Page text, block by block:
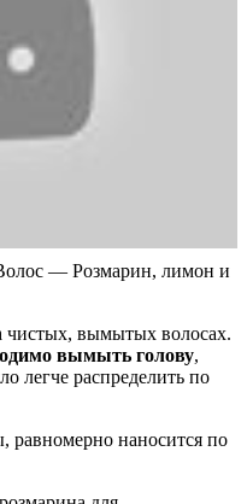
— Розмарин, лимон и
чистых, вымытых волосах.
вымыть голову,
легче распределить по
равномерно наносится по